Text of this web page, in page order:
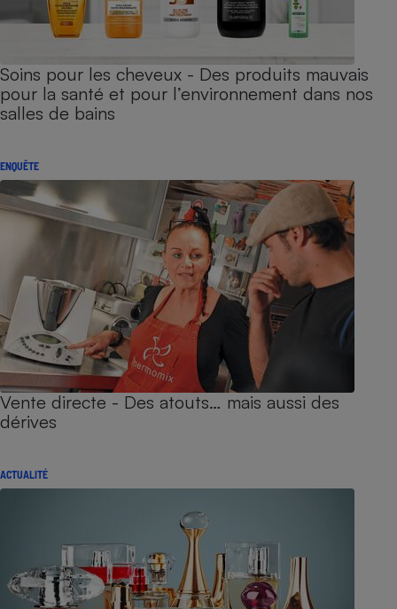
Soins pour les cheveux - Des produits mauvais
pour la santé et pour l’environnement dans nos
salles de bains
ENQUÊTE
Vente directe - Des atouts… mais aussi des
dérives
ACTUALITÉ